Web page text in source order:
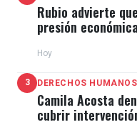
directamente las
recordó que las
investigadas como
candidaturas.
Rubio advierte
presión
Hoy
3 DERECHOS HUMANOS
Camila Acosta
cubrir